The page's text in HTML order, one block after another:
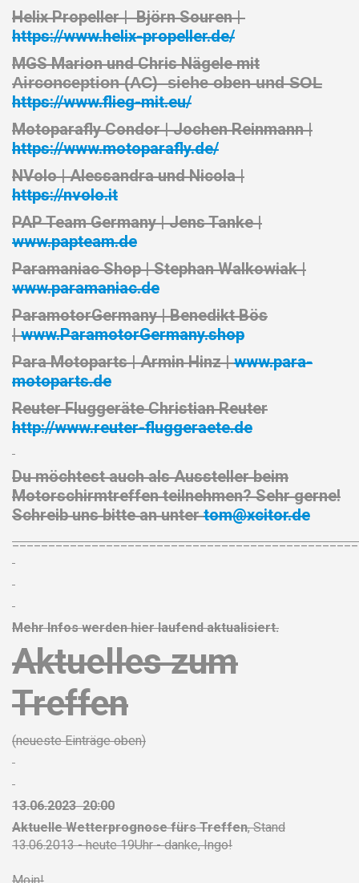
Helix Propeller |Björn Souren |
https://www.helix-propeller.de/
MGSMarion und Chris Nägele mit
Airconception (AC) siehe oben und SOL
https://www.flieg-mit.eu/
Motoparafly Condor |Jochen Reinmann|
https://www.motoparafly.de/
NVolo |Alessandra und Nicola |
https://nvolo.it
PAP Team Germany |Jens Tanke |
www.papteam.de
Paramaniac Shop |Stephan Walkowiak |
www.paramaniac.de
ParamotorGermany |Benedikt Bös
|www.ParamotorGermany.shop
Para Motoparts|Armin Hinz |www.para-
motoparts.de
Reuter FluggeräteChristian Reuter
http://www.reuter-fluggeraete.de
Du möchtest auch als Aussteller beim
Motorschirmtreffen teilnehmen? Sehr gerne!
Schreib uns bitte an untertom@xcitor.de
Mehr Infos werden hier laufend aktualisiert.
Aktuelles zum
Treffen
(neueste Einträge oben)
13.06.2023 20:00
Aktuelle Wetterprognose fürs Treffen, Stand
13.06.2013 - heute 19Uhr - danke, Ingo!